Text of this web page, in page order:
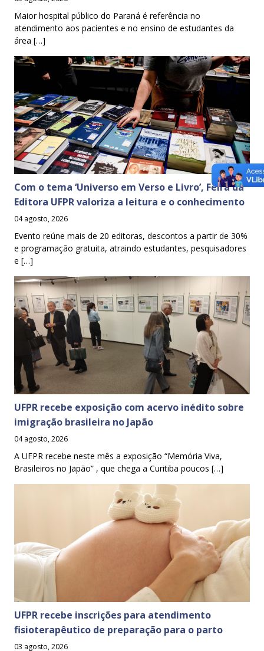
Maior hospital público do Paraná é referência no
atendimento aos pacientes e no ensino de estudantes da
área […]
Com o tema ‘Universo em Verso e Livro’, Feira da
Editora UFPR valoriza a leitura e o conhecimento
04 agosto, 2026
Evento reúne mais de 20 editoras, descontos a partir de 30%
e programação gratuita, atraindo estudantes, pesquisadores
e […]
UFPR recebe exposição com acervo inédito sobre
imigração brasileira no Japão
04 agosto, 2026
A UFPR recebe neste mês a exposição “Memória Viva,
Brasileiros no Japão” , que chega a Curitiba poucos […]
UFPR recebe inscrições para atendimento
fisioterapêutico de preparação para o parto
03 agosto, 2026